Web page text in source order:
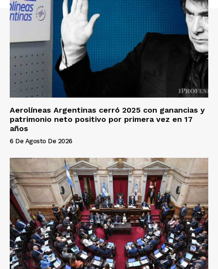
Aerolíneas Argentinas cerró 2025 con ganancias y
patrimonio neto positivo por primera vez en 17
años
6 De Agosto De 2026